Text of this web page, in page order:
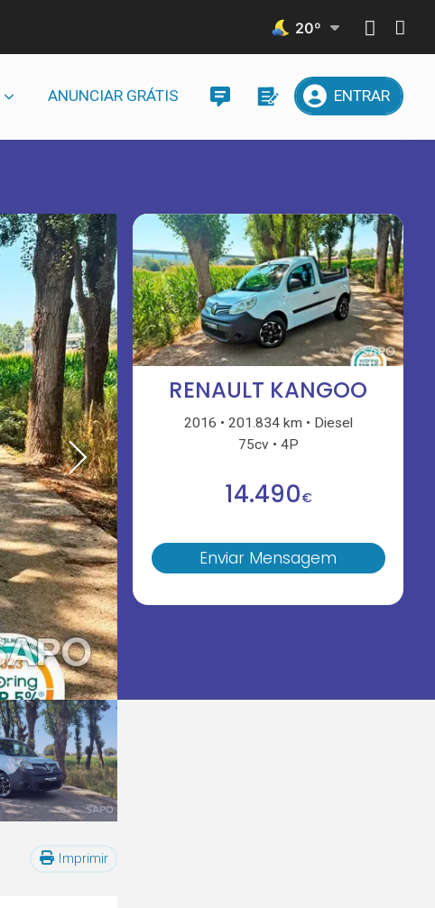
20º
ANUNCIAR GRÁTIS ENTRAR
RENAULT KANGOO
2016 201.834 km
Diesel
75cv
4P
14.490€
Enviar Mensagem
Imprimir